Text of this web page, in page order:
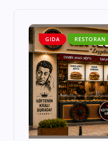
GIDA RESTORAN